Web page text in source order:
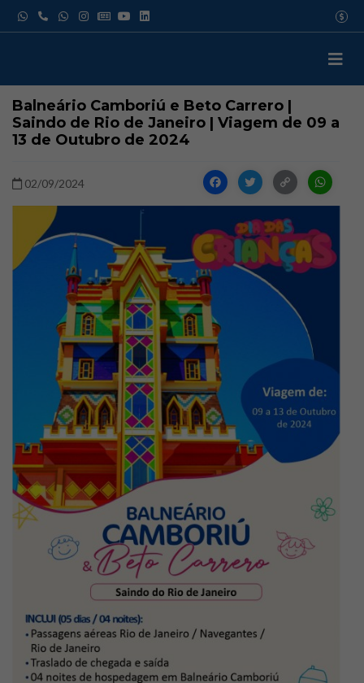
para
Balneário Camboriú e Beto Carrero |
Saindo de Rio de Janeiro | Viagem de 09 a
13 de Outubro de 2024
02/09/2024 Facebook
Twitter
Copy
Link